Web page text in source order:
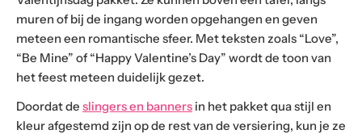
muren of bij de ingang worden opgehangen en geven
meteen een romantische sfeer. Met teksten zoals “Love”,
“Be Mine” of “Happy Valentine’s Day” wordt de toon van
het feest meteen duidelijk gezet.
Doordat de slingers en banners in het pakket qua stijl en
kleur afgestemd zijn op de rest van de versiering, kun je ze